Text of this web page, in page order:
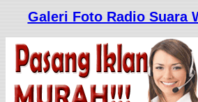
Galeri Foto Radio Suara